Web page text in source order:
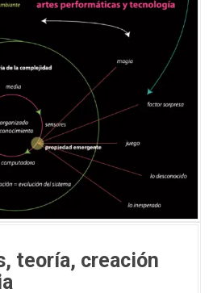
teoría, creación